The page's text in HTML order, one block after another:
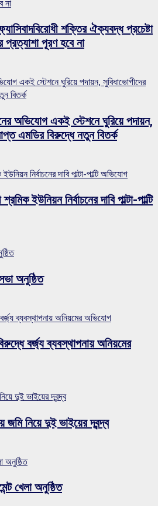
না
শক্তির ঐক্যবদ্ধ প্রচেষ্টা
পূরণ হবে না
একই স্টেশনে ঘুরিয়ে পদায়ন, সুবিধাভোগীদের
বিতর্ক
অভিযোগ একই স্টেশনে ঘুরিয়ে পদায়ন,
এমডির বিরুদ্ধে নতুন বিতর্ক
নির্বাচনের দাবি পাল্টা-পাল্টি অভিযোগ
ইউনিয়ন নির্বাচনের দাবি পাল্টা-পাল্টি
অনুষ্ঠিত
বর্জ্য ব্যবস্থাপনায় অনিয়মের অভিযোগ
বর্জ্য ব্যবস্থাপনায় অনিয়মের
দুই ভাইয়ের দ্বন্দ্ব
নিয়ে দুই ভাইয়ের দ্বন্দ্ব
অনুষ্ঠিত
খেলা অনুষ্ঠিত